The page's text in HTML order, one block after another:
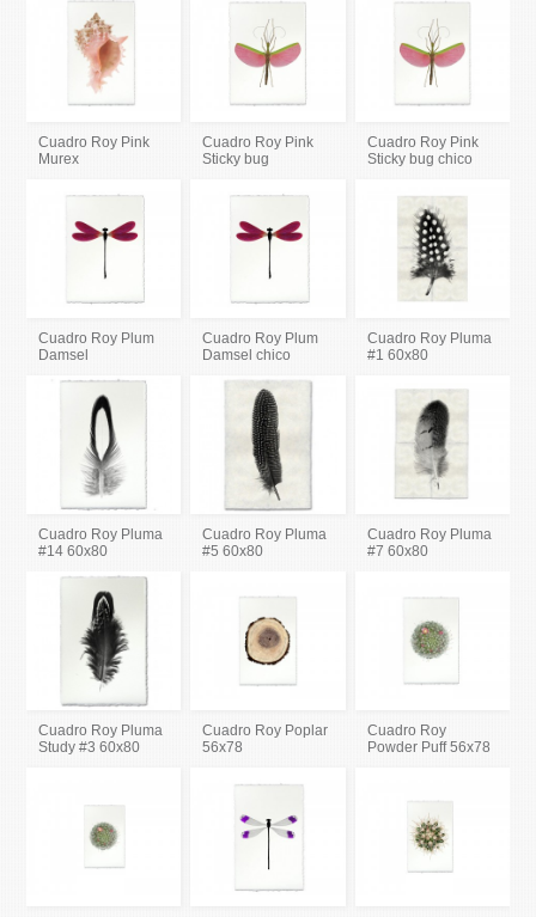
Cuadro Roy Pink
Murex
Cuadro Roy Pink
Sticky bug
Cuadro Roy Pink
Sticky bug chico
Cuadro Roy Plum
Damsel
Cuadro Roy Plum
Damsel chico
Cuadro Roy Pluma
#1 60x80
Cuadro Roy Pluma
#14 60x80
Cuadro Roy Pluma
#5 60x80
Cuadro Roy Pluma
#7 60x80
Cuadro Roy Pluma
Study #3 60x80
Cuadro Roy Poplar
56x78
Cuadro Roy
Powder Puff 56x78